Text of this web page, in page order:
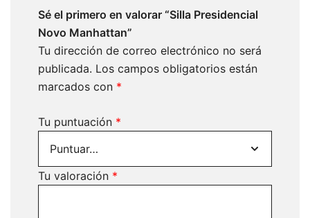
Sé el primero en valorar “Silla Presidencial
Novo Manhattan”
Tu dirección de correo electrónico no será
publicada. Los campos obligatorios están
marcados con *
Tu puntuación *
Tu valoración *